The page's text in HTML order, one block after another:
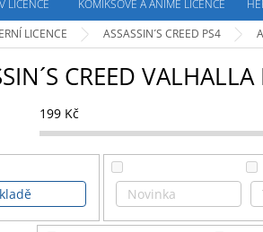
LICENCE KOMIKSOVÉ A ANIME LICENCE
LICENCE ASSASSIN´S CREED PS4
CREED VALHALLA
199 Kč
Novinka